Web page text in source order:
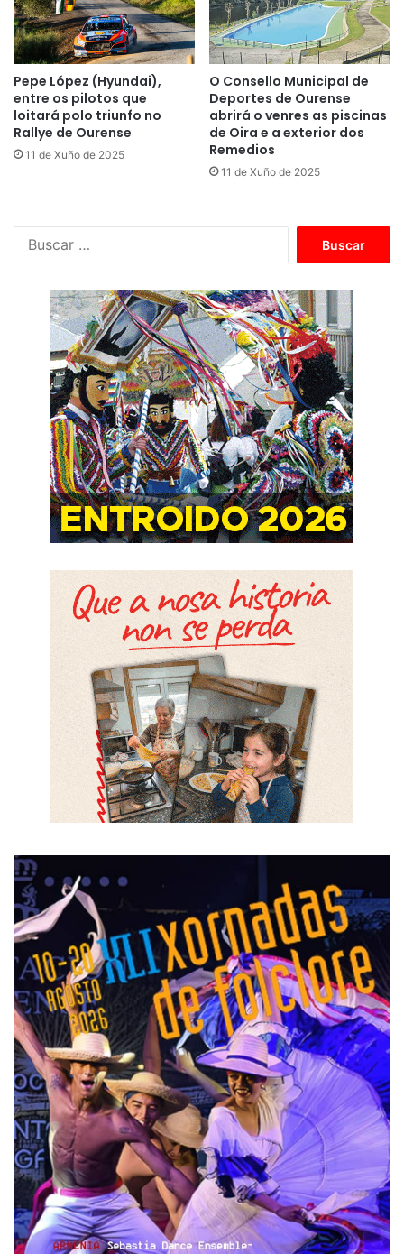
Pepe López (Hyundai),
entre os pilotos que
loitará polo triunfo no
Rallye de Ourense
11 de Xuño de 2025
O Consello Municipal de
Deportes de Ourense
abrirá o venres as piscinas
de Oira e a exterior dos
Remedios
11 de Xuño de 2025
c
a
r
: